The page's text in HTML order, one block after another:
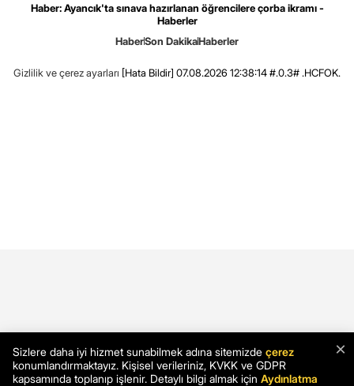
Haber: Ayancık'ta sınava hazırlanan öğrencilere çorba ikramı -
Haberler
HaberSon DakikaHaberler
Gizlilik ve çerez ayarları [Hata Bildir] 07.08.2026 12:38:14 #.0.3# .HCFOK.
×
Sizlere daha iyi hizmet sunabilmek adına sitemizde çerez
konumlandırmaktayız. Kişisel verileriniz, KVKK ve GDPR
kapsamında toplanıp işlenir. Detaylı bilgi almak için Aydınlatma